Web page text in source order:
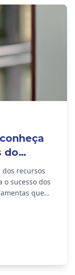
do
recursos
sucesso dos
que